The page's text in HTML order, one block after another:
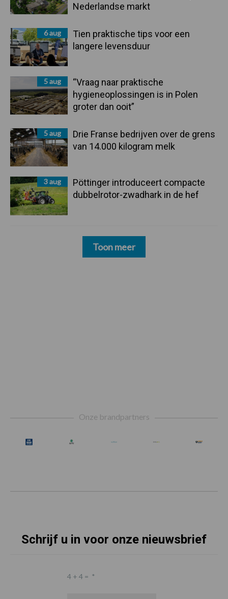
Nederlandse markt
6 aug
Tien praktische tips voor een
langere levensduur
5 aug
“Vraag naar praktische
hygieneoplossingen is in Polen
groter dan ooit”
5 aug
Drie Franse bedrijven over de grens
van 14.000 kilogram melk
3 aug
Pöttinger introduceert compacte
dubbelrotor-zwadhark in de hef
Toon meer
Onze brandpartners
Schrijf u in voor onze nieuwsbrief
4 + 4 = *